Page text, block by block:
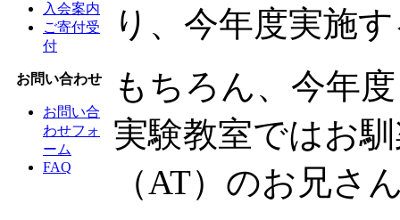
入会案内
ご寄付受
付
お問い合わせ
お問い合
わせフォ
ーム
FAQ
り、今年度実施
もちろん、今年
実験教室ではお
（AT）のお兄さ